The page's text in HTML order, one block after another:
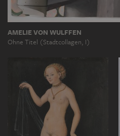
AMELIE VON WULFFEN
Ohne Titel (Stadtcollagen, I)